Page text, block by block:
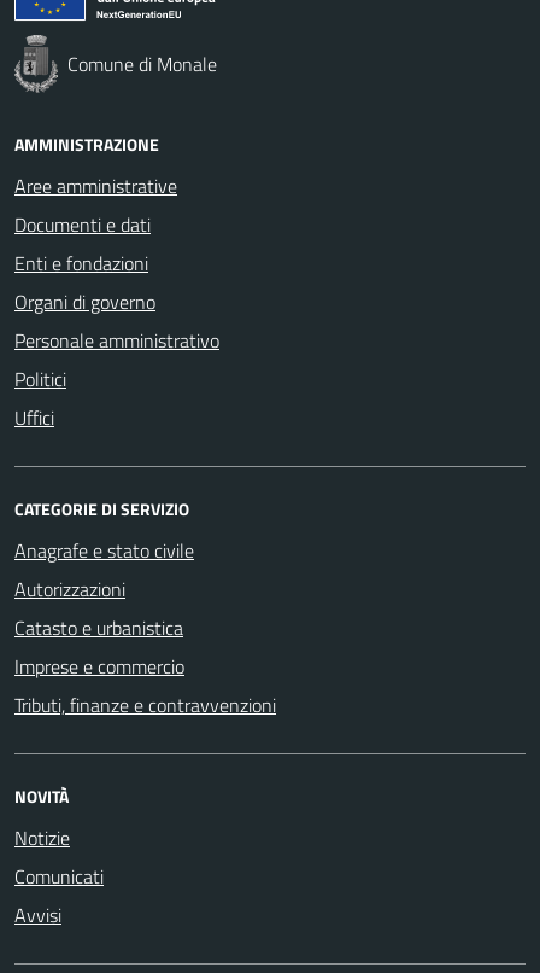
Comune di Monale
AMMINISTRAZIONE
Aree amministrative
Documenti e dati
Enti e fondazioni
Organi di governo
Personale amministrativo
Politici
Uffici
CATEGORIE DI SERVIZIO
Anagrafe e stato civile
Autorizzazioni
Catasto e urbanistica
Imprese e commercio
Tributi, finanze e contravvenzioni
NOVITÀ
Notizie
Comunicati
Avvisi